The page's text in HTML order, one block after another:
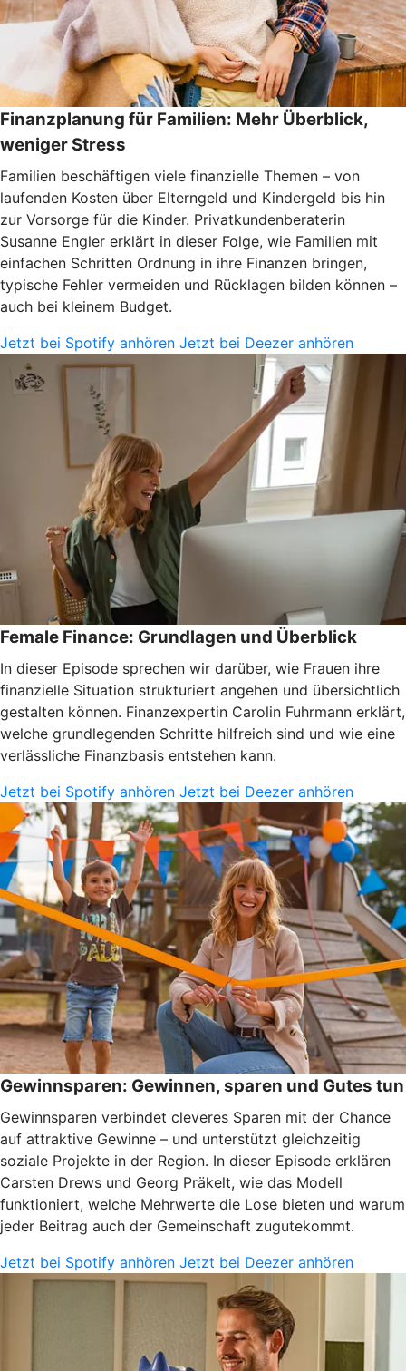
Finanzplanung für Familien: Mehr Überblick,
weniger Stress
Familien beschäftigen viele finanzielle Themen – von
laufenden Kosten über Elterngeld und Kindergeld bis hin
zur Vorsorge für die Kinder. Privatkundenberaterin
Susanne Engler erklärt in dieser Folge, wie Familien mit
einfachen Schritten Ordnung in ihre Finanzen bringen,
typische Fehler vermeiden und Rücklagen bilden können –
auch bei kleinem Budget.
Jetzt bei Spotify anhören Jetzt bei Deezer anhören
Female Finance: Grundlagen und Überblick
In dieser Episode sprechen wir darüber, wie Frauen ihre
finanzielle Situation strukturiert angehen und übersichtlich
gestalten können. Finanzexpertin Carolin Fuhrmann erklärt,
welche grundlegenden Schritte hilfreich sind und wie eine
verlässliche Finanzbasis entstehen kann.
Jetzt bei Spotify anhören Jetzt bei Deezer anhören
Gewinnsparen: Gewinnen, sparen und Gutes tun
Gewinnsparen verbindet cleveres Sparen mit der Chance
auf attraktive Gewinne – und unterstützt gleichzeitig
soziale Projekte in der Region. In dieser Episode erklären
Carsten Drews und Georg Präkelt, wie das Modell
funktioniert, welche Mehrwerte die Lose bieten und warum
jeder Beitrag auch der Gemeinschaft zugutekommt.
Jetzt bei Spotify anhören Jetzt bei Deezer anhören